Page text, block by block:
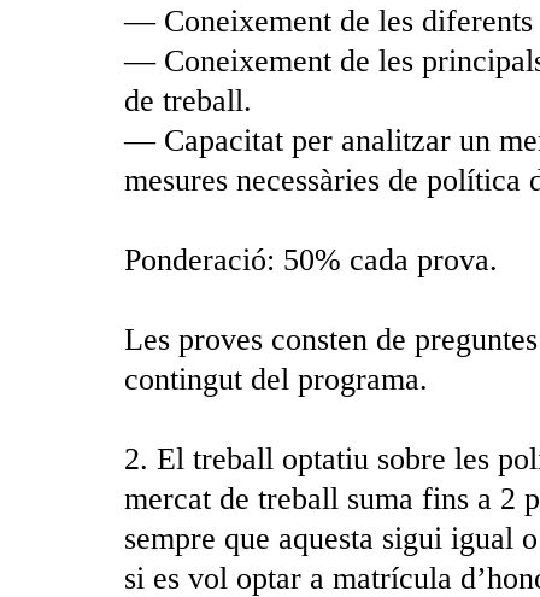
— Coneixement de les
— Coneixement de les
de treball.
— Capacitat per analitzar un
mesures necessàries de política
Ponderació: 50% cada prova.
Les proves consten de
contingut del programa.
2. El treball optatiu sobre les
mercat de treball suma fins a 2
sempre que aquesta sigui igual
si es vol optar a matrícula